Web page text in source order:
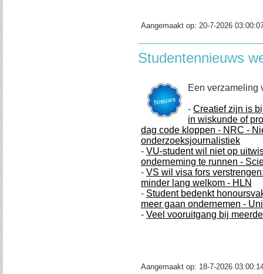
Aangemaakt op: 20-7-2026
Studentennieuws
Een verzameling
- Creatief zijn is
in wiskunde of
dag code kloppen - NRC -
onderzoeksjournalistiek
- VU-student wil niet op
onderneming te runnen -
- VS wil visa fors
minder lang welkom - HLN
- Student bedenkt
meer gaan ondernemen -
- Veel vooruitgang bij
Aangemaakt op: 18-7-2026